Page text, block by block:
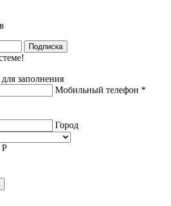
Подписка
заполнения
Мобильный телефон *
Город
Р